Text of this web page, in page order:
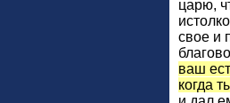
царю,
свое и
ваш
когда